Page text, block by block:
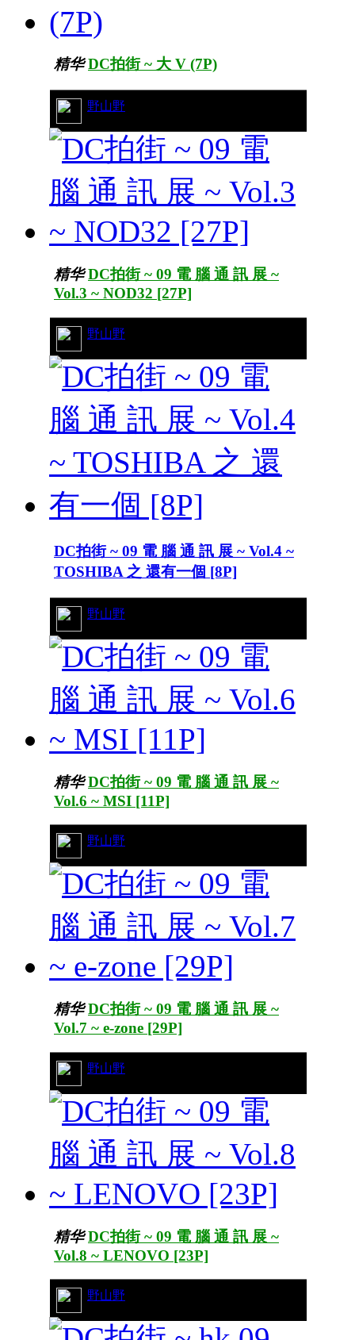
精华 DC拍街 ~ 大 V (7P)
野山野
精华 DC拍街 ~ 09 電 腦 通 訊 展 ~
Vol.3 ~ NOD32 [27P]
野山野
DC拍街 ~ 09 電 腦 通 訊 展 ~ Vol.4 ~
TOSHIBA 之 還有一個 [8P]
野山野
精华 DC拍街 ~ 09 電 腦 通 訊 展 ~
Vol.6 ~ MSI [11P]
野山野
精华 DC拍街 ~ 09 電 腦 通 訊 展 ~
Vol.7 ~ e-zone [29P]
野山野
精华 DC拍街 ~ 09 電 腦 通 訊 展 ~
Vol.8 ~ LENOVO [23P]
野山野